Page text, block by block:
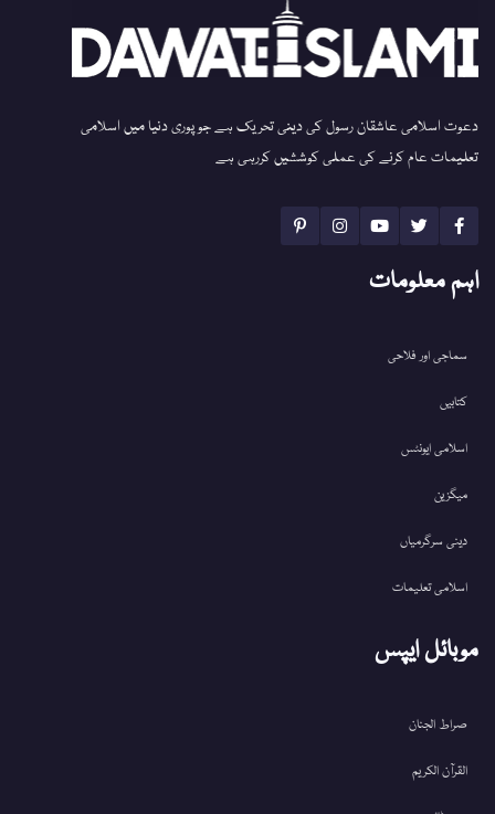
دعوت اسلامی عاشقان رسول کی دینی تحریک ہے جو پوری دنیا میں اسلامی
تعلیمات عام کرنے کی عملی کوششیں کررہی ہے
اہم معلومات
سماجی اور فلاحی
کتابیں
اسلامی ایونٹس
میگزین
دینی سرگرمیاں
اسلامی تعلیمات
موبائل ایپس
صراط الجنان
القرآن الکریم